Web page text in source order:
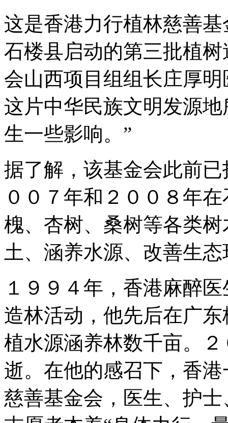
这是香港力行植林慈善
石楼县启动的第三批植
会山西项目组组长庄厚
这片中华民族文明发源
生一些影响。”
据了解，该基金会此前
００７年和２００８年
槐、杏树、桑树等各类
土、涵养水源、改善生
１９９４年，香港麻醉
造林活动，他先后在广
植水源涵养林数千亩。
逝。在他的感召下，香
慈善基金会，医生、护